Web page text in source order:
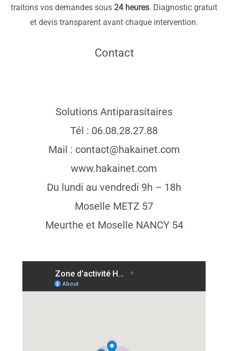
traitons vos demandes sous 24 heures. Diagnostic gratuit
et devis transparent avant chaque intervention.
Contact
Solutions Antiparasitaires
Tél : 06.08.28.27.88
Mail : contact@hakainet.com
www.hakainet.com
Du lundi au vendredi 9h – 18h
Moselle METZ 57
Meurthe et Moselle NANCY 54